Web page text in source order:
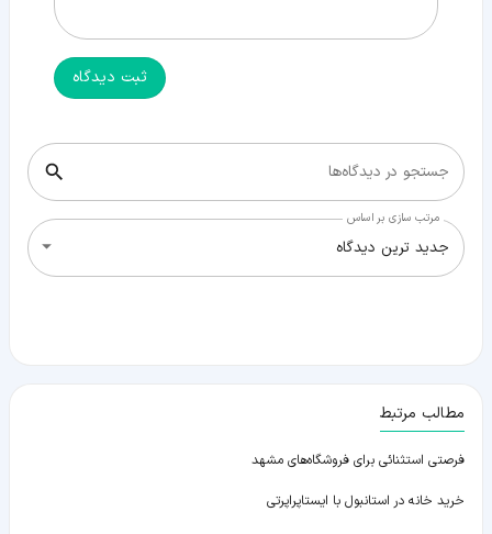
ثبت دیدگاه
جستجو در دیدگاه‌ها
مرتب سازی بر اساس
جدید ترین دیدگاه
مطالب مرتبط
فرصتی استثنائی برای فروشگاه‌های مشهد
خرید خانه در استانبول با ایستاپراپرتی